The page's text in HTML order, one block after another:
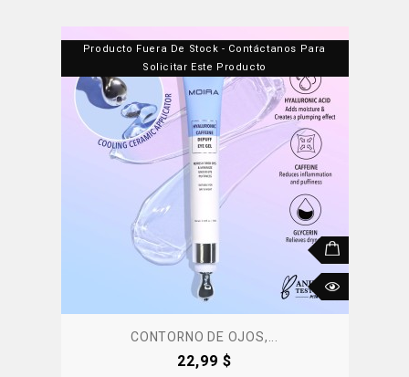
Producto Fuera De Stock - Contáctanos Para
Solicitar Este Producto
CONTORNO DE OJOS,...
Precio
22,99 $